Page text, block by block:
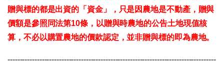
贈與標的都是出資的「資金」，只是因農地是不動產，贈與
價額是參照同法第10條，以贈與時農地的公告土地現值核
算，不必以購置農地的價款認定，並非贈與標的即為農地。
-------------------------------------------------------------------------------------